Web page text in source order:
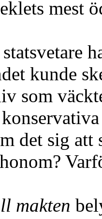
mest
kunde
som
det sig att
makten